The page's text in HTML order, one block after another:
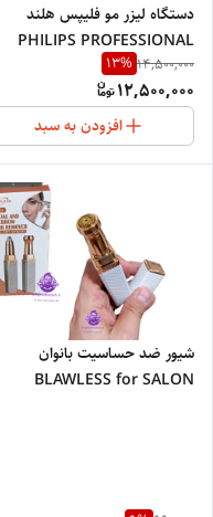
دستگاه لیزر مو فلیپس هلند
PHILIPS PROFESSIONAL
BRI863
14,500,000
13%
12,500,000
افزودن به سبد
شیور ضد حساسیت بانوان
BLAWLESS for SALON